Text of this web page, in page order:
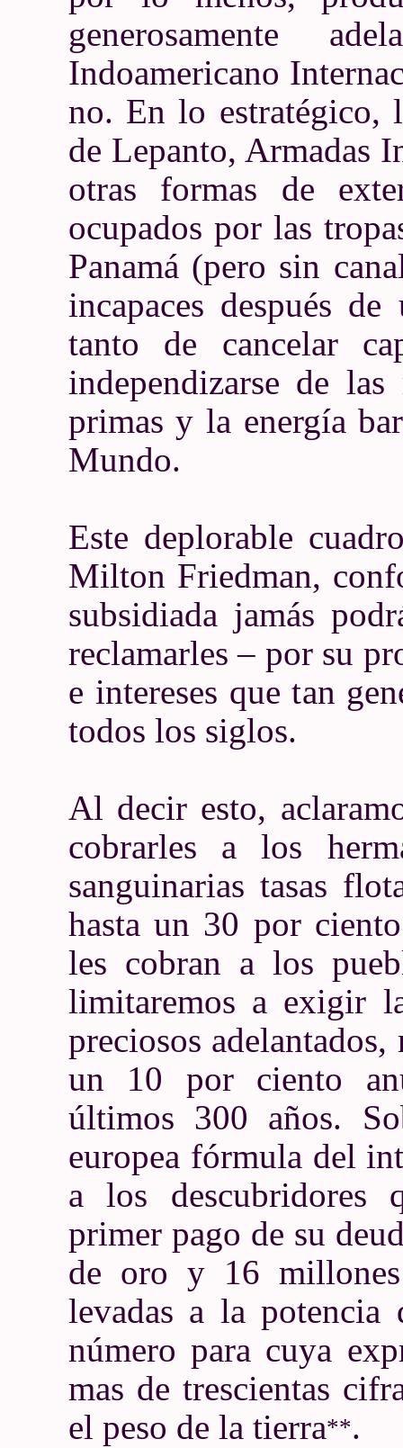
generosamente
Indoamericano
no. En lo estratégico,
de Lepanto, Armadas
otras formas de
ocupados por las
Panamá (pero sin
incapaces después
tanto de cancelar
independizarse de
primas y la energía
Mundo.
Este deplorable
Milton Friedman,
subsidiada jamás
reclamarles – por su
e intereses que tan
todos los siglos.
Al decir esto,
cobrarles a los
sanguinarias tasas
hasta un 30 por
les cobran a los
limitaremos a exigir
preciosos
un 10 por ciento
últimos 300 años.
europea fórmula del
a los descubridores
primer pago de su
de oro y 16
levadas a la potencia
número para cuya
mas de trescientas
el peso de la tierra**.